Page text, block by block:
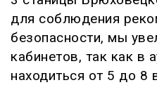
для соблюдения
безопасности, мы
кабинетов, так как в
находиться от 5 до 8